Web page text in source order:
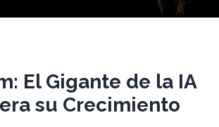
El Gigante de la IA
su Crecimiento